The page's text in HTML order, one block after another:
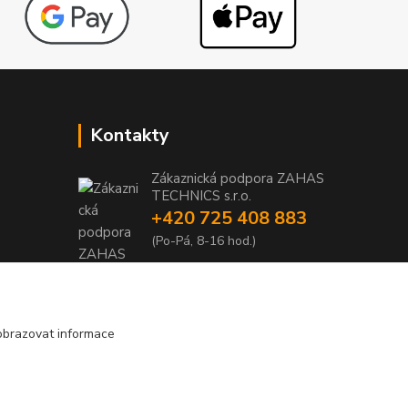
Kontakty
Zákaznická podpora ZAHAS
TECHNICS s.r.o.
+420 725 408 883
(Po-Pá, 8-16 hod.)
informace